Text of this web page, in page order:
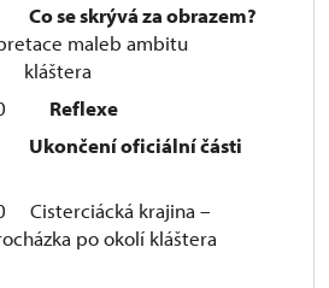
Co se skrývá za obrazem?
maleb ambitu
Reflexe
Ukončení oficiální části
Cisterciácká krajina –
po okolí kláštera